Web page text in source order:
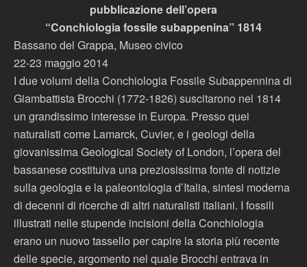
pubblicazione dell’opera
“Conchiologia fossile subappenina” 1814
Bassano del Grappa, Museo civico
22-23 maggio 2014
I due volumi della Conchiologia Fossile Subappennina di
Giambattista Brocchi (1772-1826) suscitarono nel 1814
un grandissimo interesse in Europa. Presso quei
naturalisti come Lamarck, Cuvier, e i geologi della
giovanissima Geological Society of London, l’opera del
bassanese costituiva una preziosissima fonte di notizie
sulla geologia e la paleontologia d’Italia, sintesi moderna
di decenni di ricerche di altri naturalisti italiani. I fossili
illustrati nelle stupende incisioni della Conchiologia
erano un nuovo tassello per capire la storia più recente
delle specie, argomento nel quale Brocchi entrava in